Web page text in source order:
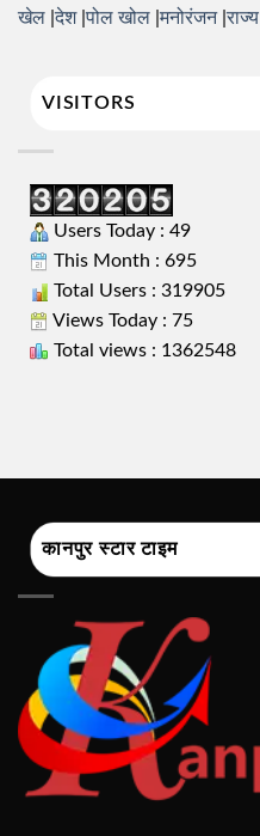
खेल देश पोल खोल मनोरंजन राज्य
VISITORS
Users Today : 49
This Month : 695
Total Users : 319905
Views Today : 75
Total views : 1362548
कानपुर स्टार टाइम